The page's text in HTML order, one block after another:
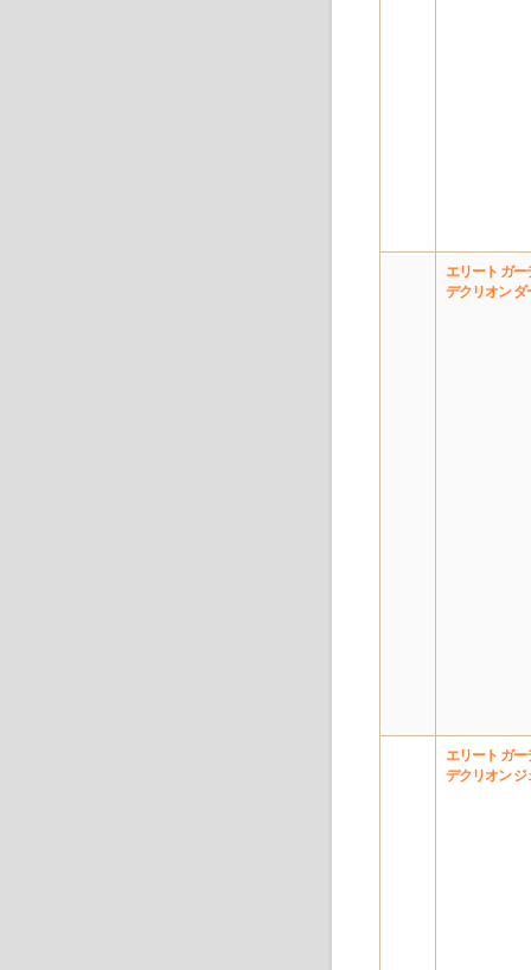
エリート ガー
デクリオン ダ
エリート ガー
デクリオン ジ